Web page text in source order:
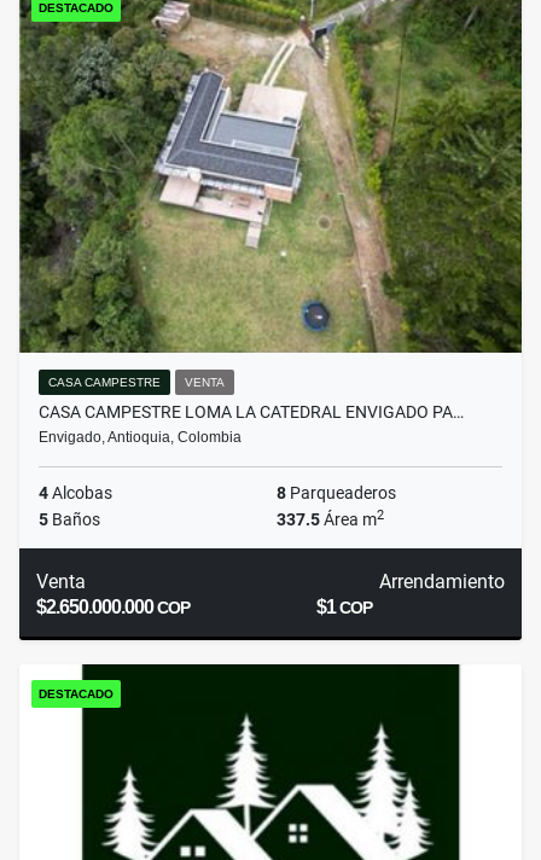
DESTACADO
CASA CAMPESTRE VENTA
CASA CAMPESTRE LOMA LA CATEDRAL ENVIGADO PA…
Envigado, Antioquia, Colombia
4Alcobas 8 Parqueaderos
5 Baños 337.5Área m2
Venta
$2.650.000.000COP
Arrendamiento
$1COP
DESTACADO